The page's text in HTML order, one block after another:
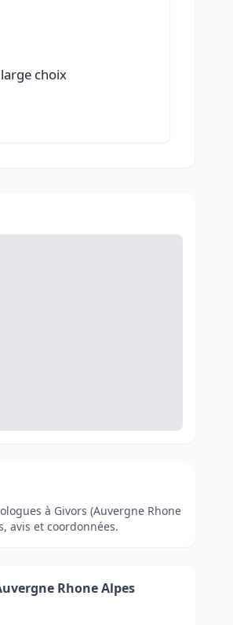
choix
à Givors (Auvergne Rhone
avis et coordonnées.
Rhone Alpes